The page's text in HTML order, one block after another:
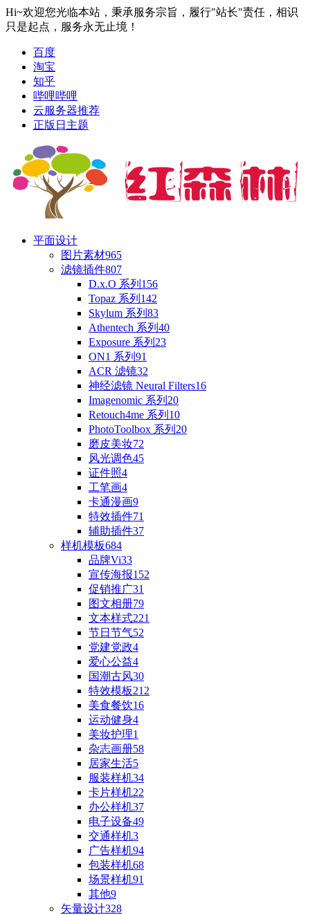
Hi~欢迎您光临本站，秉承服务宗旨，履行"站长"责任，相识
只是起点，服务永无止境！
百度
淘宝
知乎
哔哩哔哩
云服务器推荐
正版日主题
平面设计
图片素材965
滤镜插件807
D.x.O 系列 156
Topaz 系列 142
Skylum 系列 83
Athentech 系列 40
Exposure 系列 23
ON1 系列 91
ACR 滤镜32
神经滤镜 Neural Filters16
Imagenomic 系列 20
Retouch4me 系列 10
PhotoToolbox 系列 20
磨皮美妆72
风光调色45
证件照4
工笔画4
卡通漫画9
特效插件71
辅助插件37
样机模板684
品牌Vi33
宣传海报152
促销推广31
图文相册79
文本样式221
节日节气52
党建党政4
爱心公益4
国潮古风30
特效模板212
美食餐饮16
运动健身4
美妆护理1
杂志画册58
居家生活5
服装样机34
卡片样机22
办公样机37
电子设备49
交通样机3
广告样机94
包装样机68
场景样机91
其他9
矢量设计328